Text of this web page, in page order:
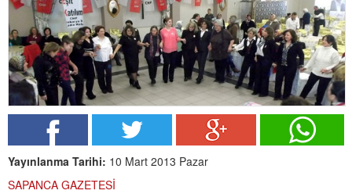
Yayınlanma Tarihi: 10 Mart 2013 Pazar
SAPANCA GAZETESİ